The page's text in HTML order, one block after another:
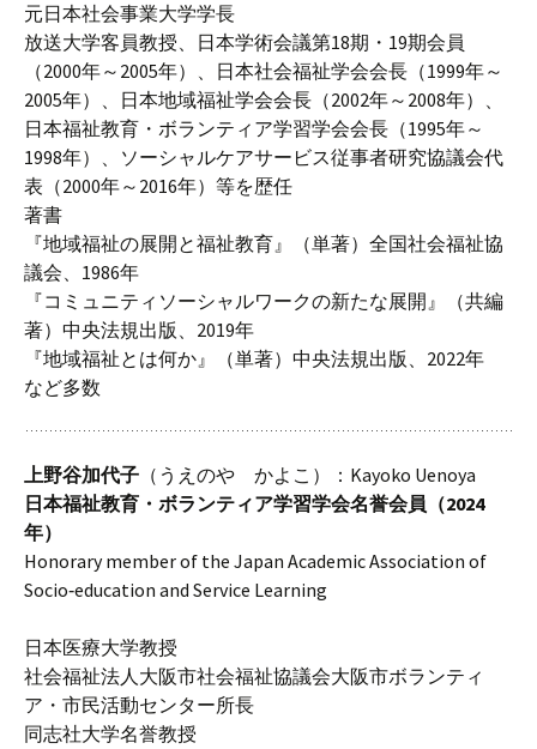
元日本社会事業大学学長
放送大学客員教授、日本学術会議第18期・19期会員
（2000年～2005年）、日本社会福祉学会会長（1999年～
2005年）、日本地域福祉学会会長（2002年～2008年）、
日本福祉教育・ボランティア学習学会会長（1995年～
1998年）、ソーシャルケアサービス従事者研究協議会代
表（2000年～2016年）等を歴任
著書
『地域福祉の展開と福祉教育』（単著）全国社会福祉協
議会、1986年
『コミュニティソーシャルワークの新たな展開』（共編
著）中央法規出版、2019年
『地域福祉とは何か』（単著）中央法規出版、2022年
など多数
上野谷加代子 （うえのや かよこ）：Kayoko Uenoya
日本福祉教育・ボランティア学習学会名誉会員（2024
年）
Honorary member of the Japan Academic Association of
Socio‐education and Service Learning
日本医療大学教授
社会福祉法人大阪市社会福祉協議会大阪市ボランティ
ア・市民活動センター所長
同志社大学名誉教授